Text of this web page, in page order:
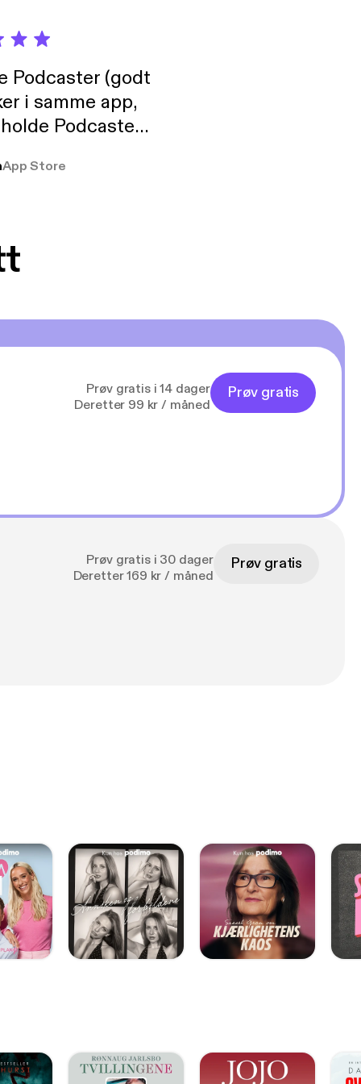
Podcaster (godt
i samme app,
Podcaster
App Store
Prøv gratis i 14 dager
Deretter 99 kr / måned
Prøv gratis
Prøv gratis i 30 dager
Deretter 169 kr / måned
Prøv gratis